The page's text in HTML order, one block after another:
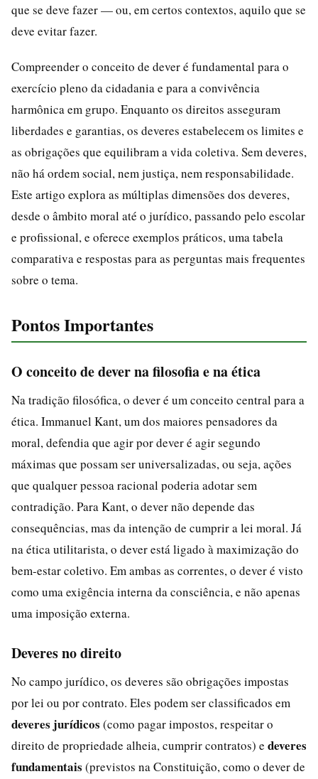
que se deve fazer — ou, em certos contextos, aquilo que se
deve evitar fazer.
Compreender o conceito de dever é fundamental para o
exercício pleno da cidadania e para a convivência
harmônica em grupo. Enquanto os direitos asseguram
liberdades e garantias, os deveres estabelecem os limites e
as obrigações que equilibram a vida coletiva. Sem deveres,
não há ordem social, nem justiça, nem responsabilidade.
Este artigo explora as múltiplas dimensões dos deveres,
desde o âmbito moral até o jurídico, passando pelo escolar
e profissional, e oferece exemplos práticos, uma tabela
comparativa e respostas para as perguntas mais frequentes
sobre o tema.
Pontos Importantes
O conceito de dever na filosofia e na ética
Na tradição filosófica, o dever é um conceito central para a
ética. Immanuel Kant, um dos maiores pensadores da
moral, defendia que agir por dever é agir segundo
máximas que possam ser universalizadas, ou seja, ações
que qualquer pessoa racional poderia adotar sem
contradição. Para Kant, o dever não depende das
consequências, mas da intenção de cumprir a lei moral. Já
na ética utilitarista, o dever está ligado à maximização do
bem-estar coletivo. Em ambas as correntes, o dever é visto
como uma exigência interna da consciência, e não apenas
uma imposição externa.
Deveres no direito
No campo jurídico, os deveres são obrigações impostas
por lei ou por contrato. Eles podem ser classificados em
deveres jurídicos (como pagar impostos, respeitar o
direito de propriedade alheia, cumprir contratos) e deveres
fundamentais (previstos na Constituição, como o dever de